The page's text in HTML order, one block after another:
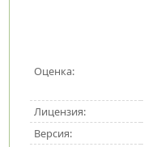
Оценка:
Лицензия:
Версия: